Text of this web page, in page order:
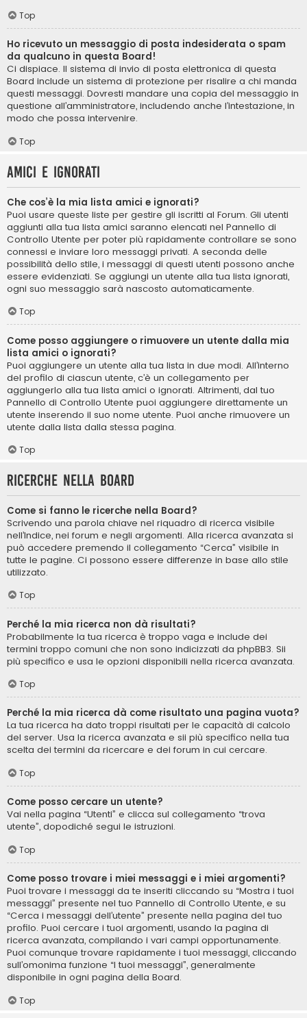
Top
Ho ricevuto un messaggio di posta indesiderata o spam
da qualcuno in questa Board!
Ci dispiace. Il sistema di invio di posta elettronica di questa
Board include un sistema di protezione per risalire a chi manda
questi messaggi. Dovresti mandare una copia del messaggio in
questione all’amministratore, includendo anche l’intestazione, in
modo che possa intervenire.
Top
Amici e ignorati
Che cos’è la mia lista amici e ignorati?
Puoi usare queste liste per gestire gli iscritti al Forum. Gli utenti
aggiunti alla tua lista amici saranno elencati nel Pannello di
Controllo Utente per poter più rapidamente controllare se sono
connessi e inviare loro messaggi privati. A seconda delle
possibilità dello stile, i messaggi di questi utenti possono anche
essere evidenziati. Se aggiungi un utente alla tua lista ignorati,
ogni suo messaggio sarà nascosto automaticamente.
Top
Come posso aggiungere o rimuovere un utente dalla mia
lista amici o ignorati?
Puoi aggiungere un utente alla tua lista in due modi. All’interno
del profilo di ciascun utente, c’è un collegamento per
aggiungerlo alla tua lista amici o ignorati. Altrimenti, dal tuo
Pannello di Controllo Utente puoi aggiungere direttamente un
utente inserendo il suo nome utente. Puoi anche rimuovere un
utente dalla lista dalla stessa pagina.
Top
Ricerche nella Board
Come si fanno le ricerche nella Board?
Scrivendo una parola chiave nel riquadro di ricerca visibile
nell’Indice, nei forum e negli argomenti. Alla ricerca avanzata si
può accedere premendo il collegamento “Cerca” visibile in
tutte le pagine. Ci possono essere differenze in base allo stile
utilizzato.
Top
Perché la mia ricerca non dà risultati?
Probabilmente la tua ricerca è troppo vaga e include dei
termini troppo comuni che non sono indicizzati da phpBB3. Sii
più specifico e usa le opzioni disponibili nella ricerca avanzata.
Top
Perché la mia ricerca dà come risultato una pagina vuota?
La tua ricerca ha dato troppi risultati per le capacità di calcolo
del server. Usa la ricerca avanzata e sii più specifico nella tua
scelta dei termini da ricercare e dei forum in cui cercare.
Top
Come posso cercare un utente?
Vai nella pagina “Utenti” e clicca sul collegamento “trova
utente”, dopodiché segui le istruzioni.
Top
Come posso trovare i miei messaggi e i miei argomenti?
Puoi trovare i messaggi da te inseriti cliccando su “Mostra i tuoi
messaggi” presente nel tuo Pannello di Controllo Utente, e su
“Cerca i messaggi dell’utente” presente nella pagina del tuo
profilo. Puoi cercare i tuoi argomenti, usando la pagina di
ricerca avanzata, compilando i vari campi opportunamente.
Puoi comunque trovare rapidamente i tuoi messaggi, cliccando
sull’omonima funzione “I tuoi messaggi”, generalmente
disponibile in ogni pagina della Board.
Top